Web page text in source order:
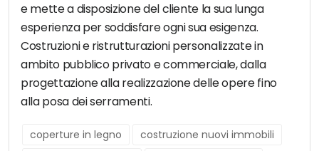
e mette a disposizione del cliente la sua lunga
esperienza per soddisfare ogni sua esigenza.
Costruzioni e ristrutturazioni personalizzate in
ambito pubblico privato e commerciale, dalla
progettazione alla realizzazione delle opere fino
alla posa dei serramenti.
coperture in legno
costruzione nuovi immobili